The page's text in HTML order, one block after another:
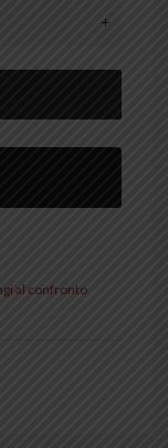
al confronto